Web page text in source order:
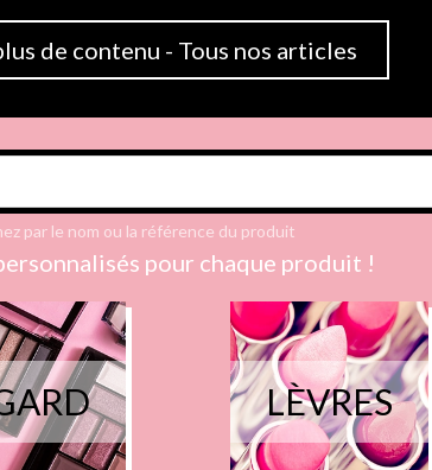
de contenu - Tous nos articles
par le nom ou la référence du produit
pour chaque produit !
LÈVRES